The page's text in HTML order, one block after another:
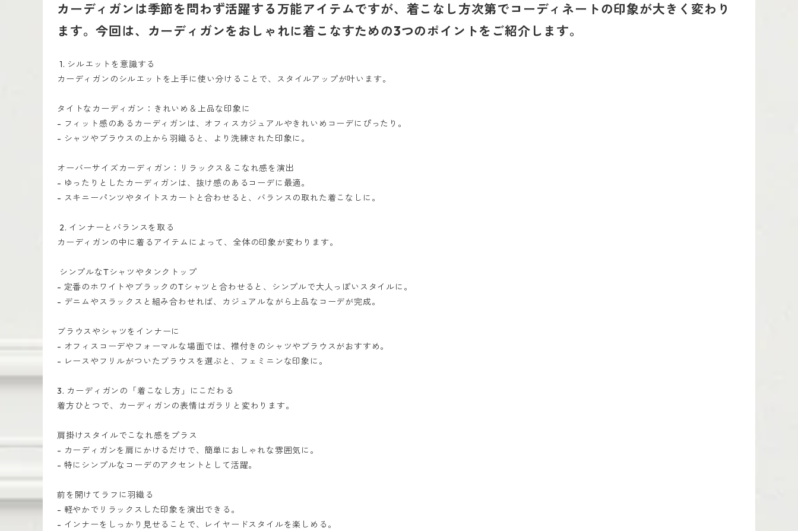
カーディガンは季節を問わず活躍する万能アイテムですが、着こなし方次第でコーディネートの印象が大きく変わり
ます。今回は、カーディガンをおしゃれに着こなすための3つのポイントをご紹介します。
1. シルエットを意識する
カーディガンのシルエットを上手に使い分けることで、スタイルアップが叶います。
タイトなカーディガン：きれいめ＆上品な印象に
- フィット感のあるカーディガンは、オフィスカジュアルやきれいめコーデにぴったり。
- シャツやブラウスの上から羽織ると、より洗練された印象に。
オーバーサイズカーディガン：リラックス＆こなれ感を演出
- ゆったりとしたカーディガンは、抜け感のあるコーデに最適。
- スキニーパンツやタイトスカートと合わせると、バランスの取れた着こなしに。
2. インナーとバランスを取る
カーディガンの中に着るアイテムによって、全体の印象が変わります。
シンプルなTシャツやタンクトップ
- 定番のホワイトやブラックのTシャツと合わせると、シンプルで大人っぽいスタイルに。
- デニムやスラックスと組み合わせれば、カジュアルながら上品なコーデが完成。
ブラウスやシャツをインナーに
- オフィスコーデやフォーマルな場面では、襟付きのシャツやブラウスがおすすめ。
- レースやフリルがついたブラウスを選ぶと、フェミニンな印象に。
3. カーディガンの「着こなし方」にこだわる
着方ひとつで、カーディガンの表情はガラリと変わります。
肩掛けスタイルでこなれ感をプラス
- カーディガンを肩にかけるだけで、簡単におしゃれな雰囲気に。
- 特にシンプルなコーデのアクセントとして活躍。
前を開けてラフに羽織る
- 軽やかでリラックスした印象を演出できる。
- インナーをしっかり見せることで、レイヤードスタイルを楽しめる。